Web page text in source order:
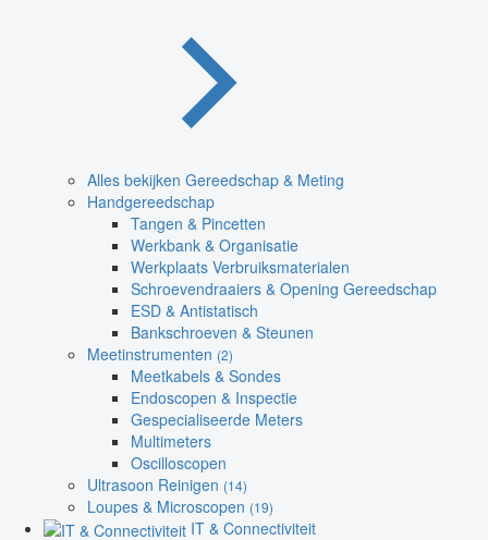
Alles bekijken Gereedschap & Meting
Handgereedschap
Tangen & Pincetten
Werkbank & Organisatie
Werkplaats Verbruiksmaterialen
Schroevendraaiers & Opening Gereedschap
ESD & Antistatisch
Bankschroeven & Steunen
Meetinstrumenten (2)
Meetkabels & Sondes
Endoscopen & Inspectie
Gespecialiseerde Meters
Multimeters
Oscilloscopen
Ultrasoon Reinigen (14)
Loupes & Microscopen (19)
IT & Connectiviteit